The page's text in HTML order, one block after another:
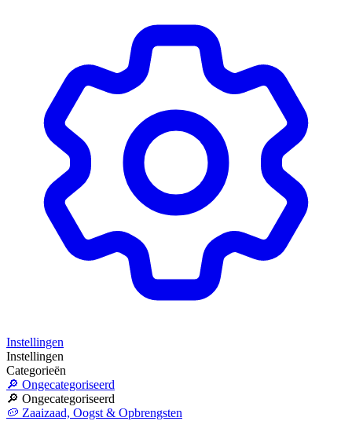
Instellingen
Instellingen
Categorieën
🔎 Ongecategoriseerd
🔎 Ongecategoriseerd
🥔 Zaaizaad, Oogst & Opbrengsten